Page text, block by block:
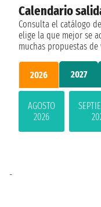
Calendario
Consulta el catálogo
elige la que mejor se
muchas propuestas de
2026 2027
AGOSTO
2026
-